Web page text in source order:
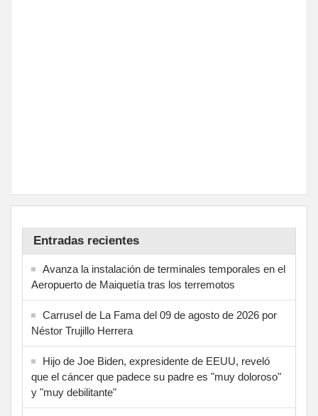
Entradas recientes
Avanza la instalación de terminales temporales en el
Aeropuerto de Maiquetía tras los terremotos
Carrusel de La Fama del 09 de agosto de 2026 por
Néstor Trujillo Herrera
Hijo de Joe Biden, expresidente de EEUU, reveló
que el cáncer que padece su padre es "muy doloroso"
y "muy debilitante"